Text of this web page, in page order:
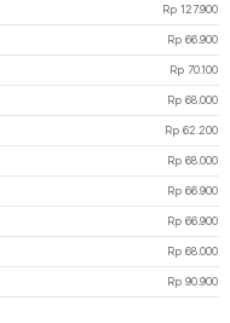
Rp 127.900
Rp 66.900
Rp 70.100
Rp 68.000
Rp 62.200
Rp 68.000
Rp 66.900
Rp 66.900
Rp 68.000
Rp 90.900